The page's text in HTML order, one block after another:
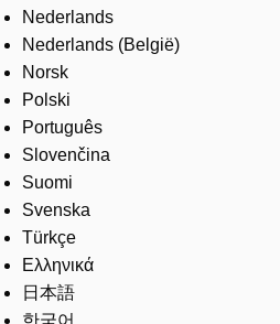
Nederlands
Nederlands (België)
Norsk
Polski
Português
Slovenčina
Suomi
Svenska
Türkçe
Ελληνικά
日本語
한국어